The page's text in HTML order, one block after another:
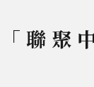
聯聚